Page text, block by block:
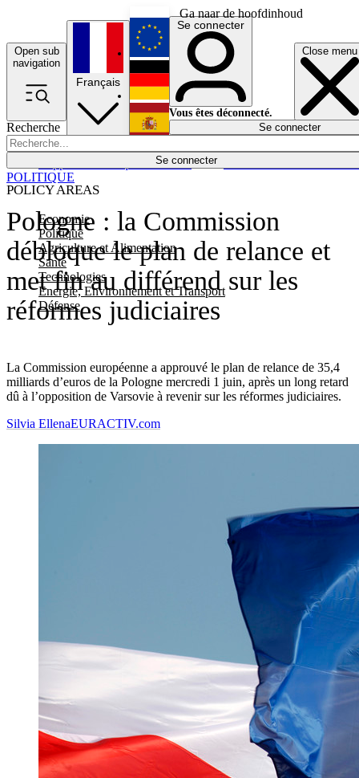
Ga naar de hoofdinhoud
Open sub
navigation
Close menu
Recherche
Se connecter
POLICY AREAS
Economie
Politique
Agriculture et Alimentation
Santé
Technologies
Energie, Environnement et Transport
Défense
Économie
Français
English
Deutsch
Español
Se connecter
Vous êtes déconnecté.
Se connecter
Pologne : la Commission
débloque le plan de relance et
met fin au différend sur les
réformes judiciaires
La Commission européenne a approuvé le plan de relance de 35,4
milliards d’euros de la Pologne mercredi 1 juin, après un long retard
dû à l’opposition de Varsovie à revenir sur les réformes judiciaires.
POLITIQUE
Silvia EllenaEURACTIV.com